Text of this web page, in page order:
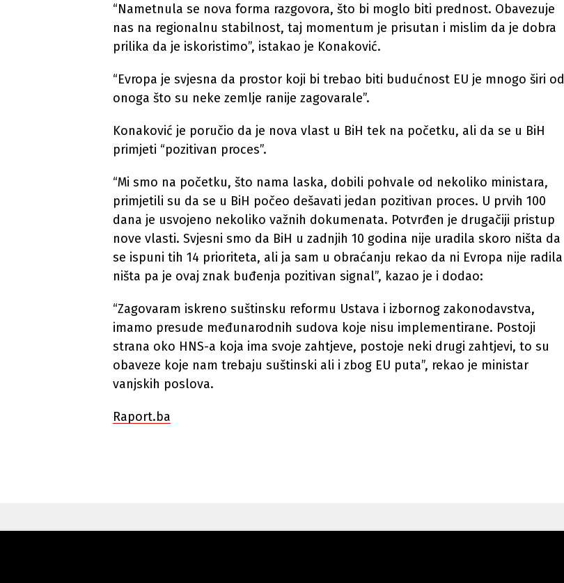
“Nametnula se nova forma razgovora, što bi moglo biti prednost. Obavezuje
nas na regionalnu stabilnost, taj momentum je prisutan i mislim da je dobra
prilika da je iskoristimo”, istakao je Konaković.
“Evropa je svjesna da prostor koji bi trebao biti budućnost EU je mnogo širi od
onoga što su neke zemlje ranije zagovarale”.
Konaković je poručio da je nova vlast u BiH tek na početku, ali da se u BiH
primjeti “pozitivan proces”.
“Mi smo na početku, što nama laska, dobili pohvale od nekoliko ministara,
primjetili su da se u BiH počeo dešavati jedan pozitivan proces. U prvih 100
dana je usvojeno nekoliko važnih dokumenata. Potvrđen je drugačiji pristup
nove vlasti. Svjesni smo da BiH u zadnjih 10 godina nije uradila skoro ništa da
se ispuni tih 14 prioriteta, ali ja sam u obraćanju rekao da ni Evropa nije radila
ništa pa je ovaj znak buđenja pozitivan signal”, kazao je i dodao:
“Zagovaram iskreno suštinsku reformu Ustava i izbornog zakonodavstva,
imamo presude međunarodnih sudova koje nisu implementirane. Postoji
strana oko HNS-a koja ima svoje zahtjeve, postoje neki drugi zahtjevi, to su
obaveze koje nam trebaju suštinski ali i zbog EU puta”, rekao je ministar
vanjskih poslova.
Raport.ba